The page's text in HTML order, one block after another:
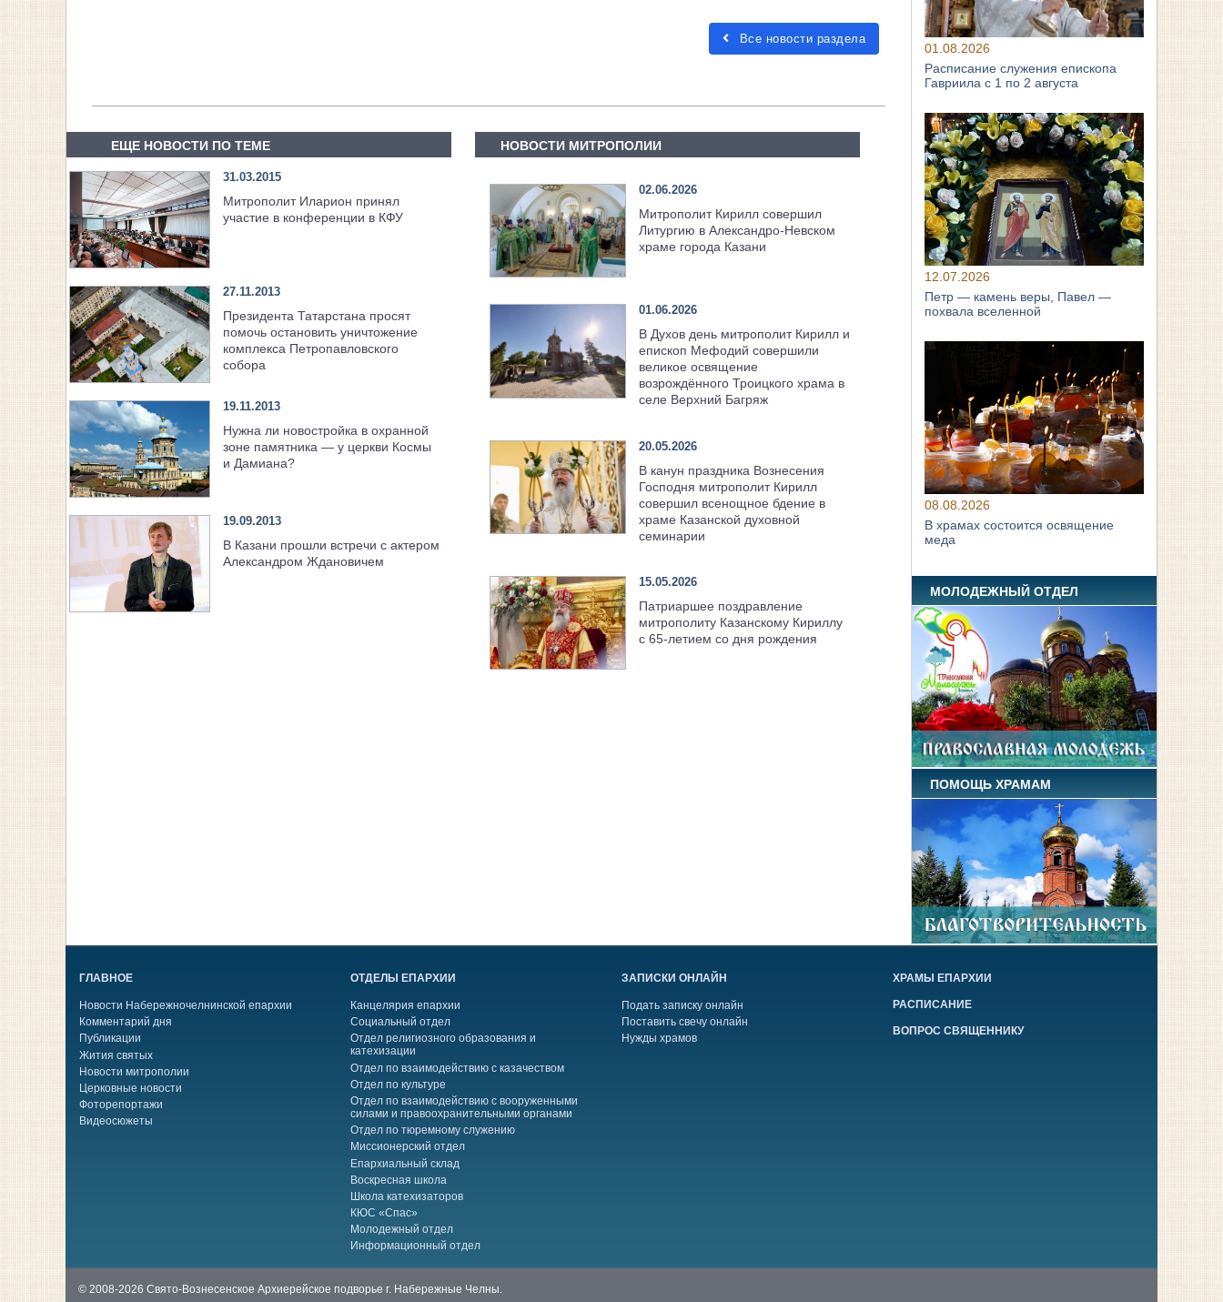
Все новости раздела
ЕЩЕ НОВОСТИ ПО ТЕМЕ
31.03.2015
Митрополит Иларион принял
участие в конференции в КФУ
27.11.2013
Президента Татарстана просят
помочь остановить уничтожение
комплекса Петропавловского
собора
19.11.2013
Нужна ли новостройка в охранной
зоне памятника — у церкви Космы
и Дамиана?
19.09.2013
В Казани прошли встречи с актером
Александром Ждановичем
НОВОСТИ МИТРОПОЛИИ
02.06.2026
Митрополит Кирилл совершил
Литургию в Александро-Невском
храме города Казани
01.06.2026
В Духов день митрополит Кирилл и
епископ Мефодий совершили
великое освящение
возрождённого Троицкого храма в
селе Верхний Багряж
20.05.2026
В канун праздника Вознесения
Господня митрополит Кирилл
совершил всенощное бдение в
храме Казанской духовной
семинарии
15.05.2026
Патриаршее поздравление
митрополиту Казанскому Кириллу
с 65-летием со дня рождения
01.08.2026
Расписание служения епископа
Гавриила с 1 по 2 августа
12.07.2026
Петр — камень веры, Павел —
похвала вселенной
08.08.2026
В храмах состоится освящение
меда
МОЛОДЕЖНЫЙ ОТДЕЛ
ПОМОЩЬ ХРАМАМ
ГЛАВНОЕ
Новости Набережночелнинской епархии
Комментарий дня
Публикации
Жития святых
Новости митрополии
Церковные новости
Фоторепортажи
Видеосюжеты
ОТДЕЛЫ ЕПАРХИИ
Канцелярия епархии
Социальный отдел
Отдел религиозного образования и
катехизации
Отдел по взаимодействию с казачеством
Отдел по культуре
Отдел по взаимодействию с вооруженными
силами и правоохранительными органами
Отдел по тюремному служению
Миссионерский отдел
Епархиальный склад
Воскресная школа
Школа катехизаторов
КЮС «Спас»
Молодежный отдел
Информационный отдел
ЗАПИСКИ ОНЛАЙН
Подать записку онлайн
Поставить свечу онлайн
Нужды храмов
ХРАМЫ ЕПАРХИИ
РАСПИСАНИЕ
ВОПРОС СВЯЩЕННИКУ
© 2008-2026 Свято-Вознесенское Архиерейское подворье г. Набережные Челны.